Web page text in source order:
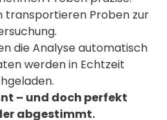
transportieren Proben zur
die Analyse automatisch
werden in Echtzeit
– und doch perfekt
abgestimmt.